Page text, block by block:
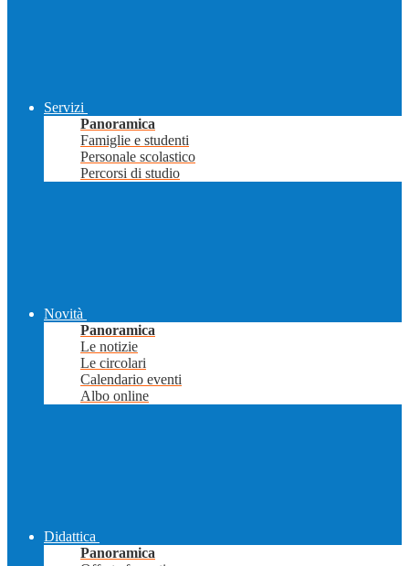
Servizi
Panoramica
Famiglie e studenti
Personale scolastico
Percorsi di studio
Novità
Panoramica
Le notizie
Le circolari
Calendario eventi
Albo online
Didattica
Panoramica